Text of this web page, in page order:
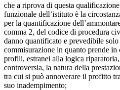
che a riprova di questa
funzionale dell’istituto è la
per la quantificazione
comma 2, del codice di procedura
danno quantificato e prevedibile
commisurazione in quanto prende in
profili, estranei alla logica
controversia, la natura della
tra cui si può annoverare il profitto
suo inadempimento;